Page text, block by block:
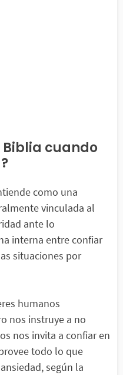
Biblia cuando
como una
vinculada al
ante lo
interna entre confiar
situaciones por
humanos
nos instruye a no
nos invita a confiar en
todo lo que
según la